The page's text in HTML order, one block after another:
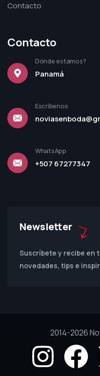
Contacto
Contacto
Dónde estamos?
Panamá
Escríbenos
WhatsApp
+507 67277347
Newsletter
Suscríbete y recibe en
novedades, tips e
2014-2026